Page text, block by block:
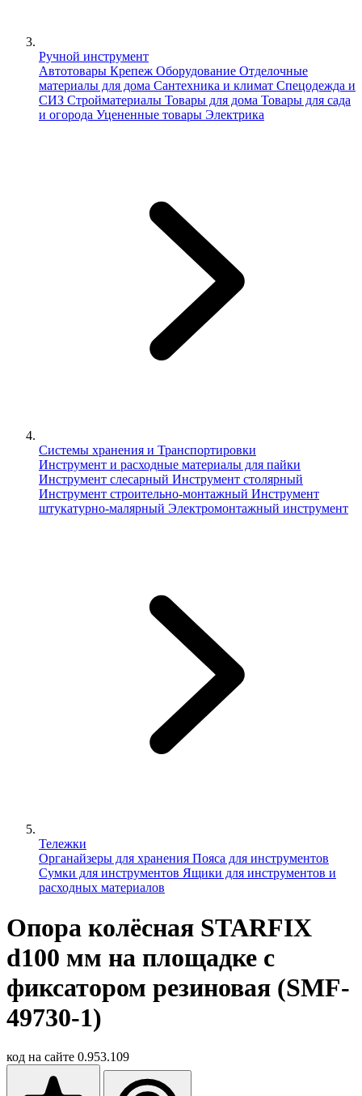
Ручной инструмент
Автотовары Крепеж Оборудование Отделочные
материалы для дома Сантехника и климат Спецодежда и
СИЗ Стройматериалы Товары для дома Товары для сада
и огорода Уцененные товары Электрика
Системы хранения и Транспортировки
Инструмент и расходные материалы для пайки
Инструмент слесарный Инструмент столярный
Инструмент строительно-монтажный Инструмент
штукатурно-малярный Электромонтажный инструмент
Тележки
Органайзеры для хранения Пояса для инструментов
Сумки для инструментов Ящики для инструментов и
расходных материалов
Опора колёсная STARFIX
d100 мм на площадке с
фиксатором резиновая (SMF-
49730-1)
код на сайте 0.953.109